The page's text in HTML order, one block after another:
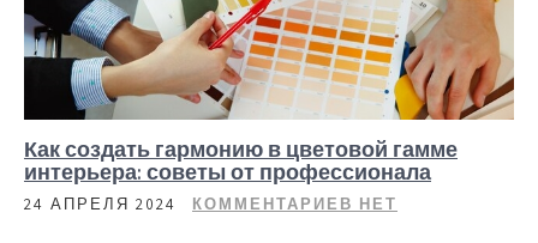
Как создать гармонию в цветовой гамме
интерьера: советы от профессионала
24 АПРЕЛЯ 2024 КОММЕНТАРИЕВ НЕТ